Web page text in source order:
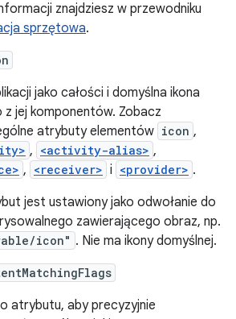
znajdziesz w przewodniku
sprzętowa.
jako całości i domyślna ikona
z jej komponentów. Zobacz
atrybuty elementów icon ,
, <activity-alias> ,
, <receiver> i <provider> .
jest ustawiony jako odwołanie do
zawierającego obraz, np.
icon" . Nie ma ikony domyślnej.
atrybutu, aby precyzyjnie